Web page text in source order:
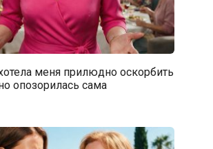
меня прилюдно оскорбить
опозорилась сама